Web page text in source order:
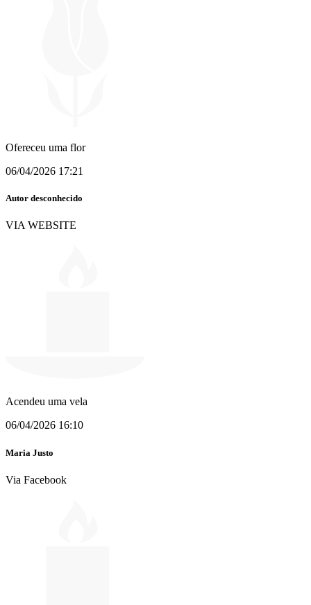
Ofereceu uma flor
06/04/2026 17:21
Autor desconhecido
VIA WEBSITE
Acendeu uma vela
06/04/2026 16:10
Maria Justo
Via Facebook